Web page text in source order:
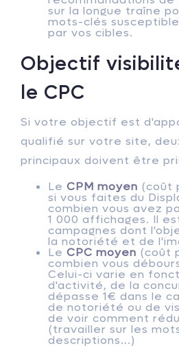
sur la longue traîne
mots-clés
par vos cibles.
Objectif
le CPC
Si votre objectif est
qualifié sur votre site,
principaux doivent être
Le CPM moyen (coût
si vous faites du
combien vous avez
1 000 affichages. Il
campagnes dont
la notoriété et de
Le CPC moyen (coût
combien vous
Celui-ci varie en
d'activité, de la
dépasse 1€ dans le
de notoriété ou de
de voir comment
(travailler sur les
descriptions...)